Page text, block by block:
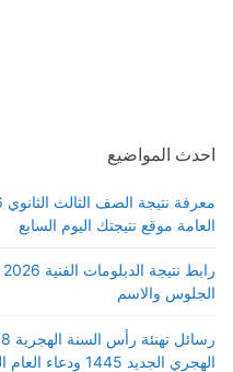
احدث المواضيع
العامة موقع نتيجتك اليوم السابع
الجلوس والاسم
الهجري الجديد 1445 ودعاء العام الجديد